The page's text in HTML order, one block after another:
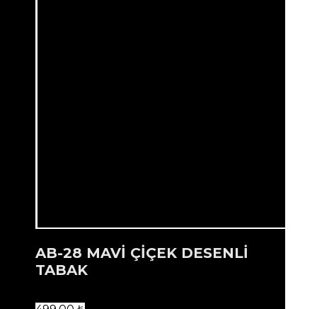
AB-28 MAVİ ÇİÇEK DESENLİ
TABAK